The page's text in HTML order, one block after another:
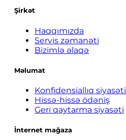
Şirkət
Haqqımızda
Servis zəmanəti
Bizimlə əlaqə
Məlumat
Konfidensiallıq siyasəti
Hissə-hissə ödəniş
Geri qaytarma siyasəti
İnternet mağaza